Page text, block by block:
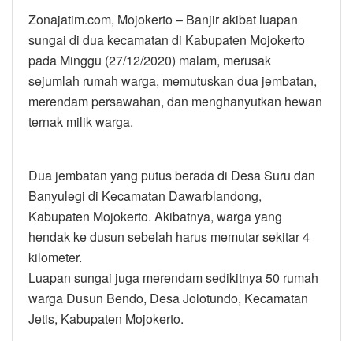
Zonajatim.com, Mojokerto – Banjir akibat luapan
sungai di dua kecamatan di Kabupaten Mojokerto
pada Minggu (27/12/2020) malam, merusak
sejumlah rumah warga, memutuskan dua jembatan,
merendam persawahan, dan menghanyutkan hewan
ternak milik warga.
Dua jembatan yang putus berada di Desa Suru dan
Banyulegi di Kecamatan Dawarblandong,
Kabupaten Mojokerto. Akibatnya, warga yang
hendak ke dusun sebelah harus memutar sekitar 4
kilometer.
Luapan sungai juga merendam sedikitnya 50 rumah
warga Dusun Bendo, Desa Jolotundo, Kecamatan
Jetis, Kabupaten Mojokerto.